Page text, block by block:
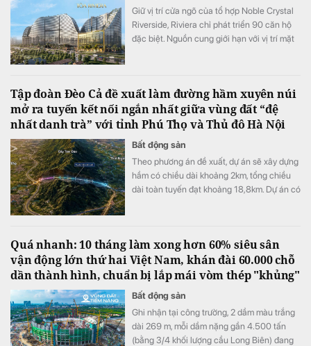
Giữ vị trí cửa ngõ của tổ hợp Noble Crystal
Riverside, Riviera chỉ phát triển 90 căn hộ
đặc biệt. Nguồn cung giới hạn với vị trí mặt
căn hộ cao cấp khu Nam TP.HCM.
Tập đoàn Đèo Cả đề xuất làm đường hầm xuyên núi
mở ra tuyến kết nối ngắn nhất giữa vùng đất “đệ
nhất danh trà” với tỉnh Phú Thọ và Thủ đô Hà Nội
Bất động sản
Theo phương án đề xuất, dự án sẽ xây dựng
hầm có chiều dài khoảng 2km, tổng chiều
dài toàn tuyến đạt khoảng 18,8km. Dự án có
Quá nhanh: 10 tháng làm xong hơn 60% siêu sân
vận động lớn thứ hai Việt Nam, khán đài 60.000 chỗ
dần thành hình, chuẩn bị lắp mái vòm thép "khủng"
Bất động sản
Ghi nhận tại công trường, 2 dầm màu trắng
dài 269 m, mỗi dầm nặng gần 4.500 tấn
(bằng 3/4 khối lượng cầu Long Biên) đang